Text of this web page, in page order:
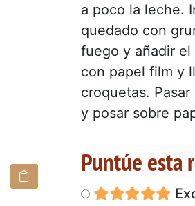
a poco la leche.
quedado con
fuego y añadir el
con papel film y
croquetas.
y posar sobre
Puntúe esta